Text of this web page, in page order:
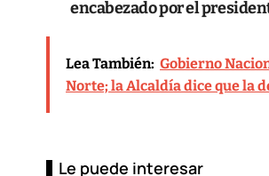
encabezado por el
Lea También: Gobierno
Norte; la Alcaldía dice que la
Le puede interesar